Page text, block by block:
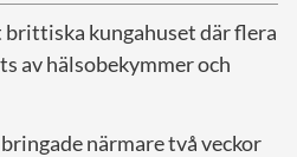
kungahuset där flera
av hälsobekymmer och
närmare två veckor